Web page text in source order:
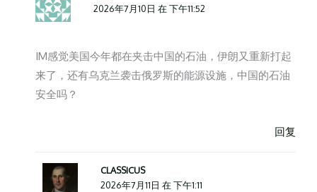
2026年7月10日 在 下午11:52
IM感觉美国今年都在夹击中国的石油，伊朗又重新打起
来了，还有乌克兰袭击俄罗斯的能源设施，中国的石油
安全吗？
回复
CLASSICUS
2026年7月11日 在 下午1:11